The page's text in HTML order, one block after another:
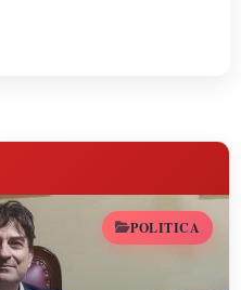
POLITICA